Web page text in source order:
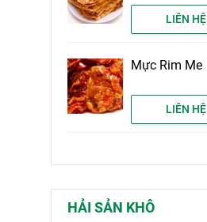
LIÊN HỆ
Mực Rim Me
LIÊN HỆ
HẢI SẢN KHÔ